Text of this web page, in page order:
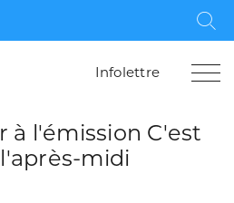
Infolettre
à l'émission C'est
midi